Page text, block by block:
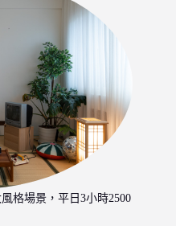
格場景，平日3小時2500